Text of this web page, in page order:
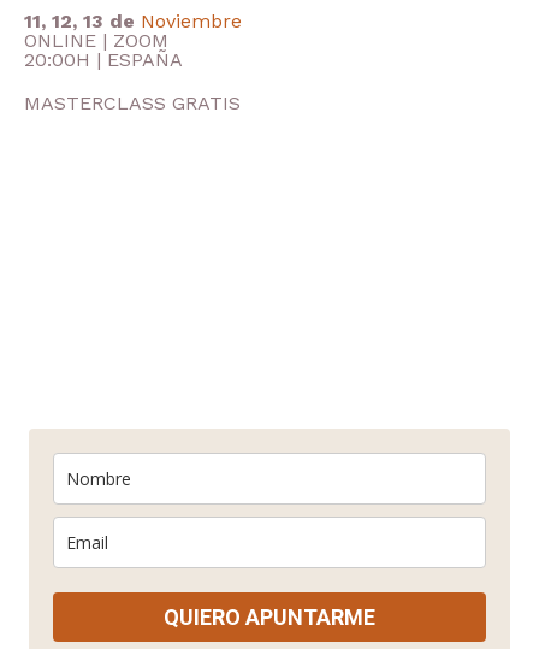
11, 12, 13 de Noviembre
ONLINE | ZOOM
20:00H | ESPAÑA
MASTERCLASS GRATIS
QUIERO APUNTARME